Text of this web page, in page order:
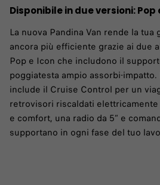
Disponibile in due versioni: Pop
La nuova Pandina Van rende la tua
ancora più efficiente grazie ai due
Pop e Icon che includono il
poggiatesta ampio assorbi-
include il Cruise Control per un
retrovisori riscaldati
e comfort, una radio da 5” e
supportano in ogni fase del tuo